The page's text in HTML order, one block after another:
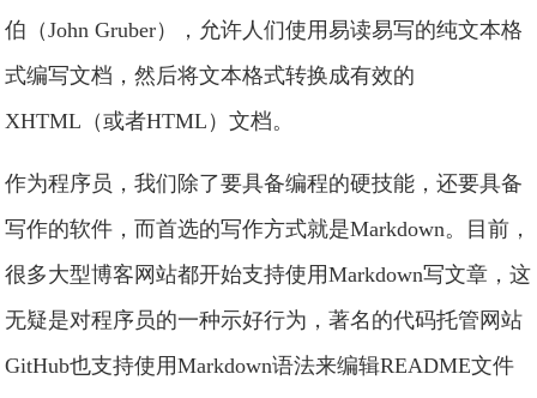
伯（John Gruber），允许人们使用易读易写的纯文本格
式编写文档，然后将文本格式转换成有效的
XHTML（或者HTML）文档。
作为程序员，我们除了要具备编程的硬技能，还要具备
写作的软件，而首选的写作方式就是Markdown。目前，
很多大型博客网站都开始支持使用Markdown写文章，这
无疑是对程序员的一种示好行为，著名的代码托管网站
GitHub也支持使用Markdown语法来编辑README文件